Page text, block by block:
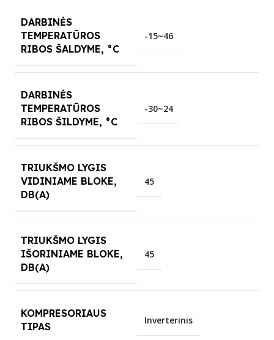
DARBINĖS
TEMPERATŪROS
RIBOS ŠALDYME, °C
-15~46
DARBINĖS
TEMPERATŪROS
RIBOS ŠILDYME, °C
-30~24
TRIUKŠMO LYGIS
VIDINIAME BLOKE,
DB(A)
45
TRIUKŠMO LYGIS
IŠORINIAME BLOKE,
DB(A)
45
KOMPRESORIAUS
TIPAS
Inverterinis